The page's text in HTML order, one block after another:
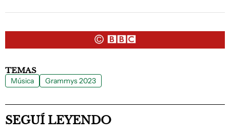
TEMAS
Música Grammys 2023
SEGUÍ LEYENDO